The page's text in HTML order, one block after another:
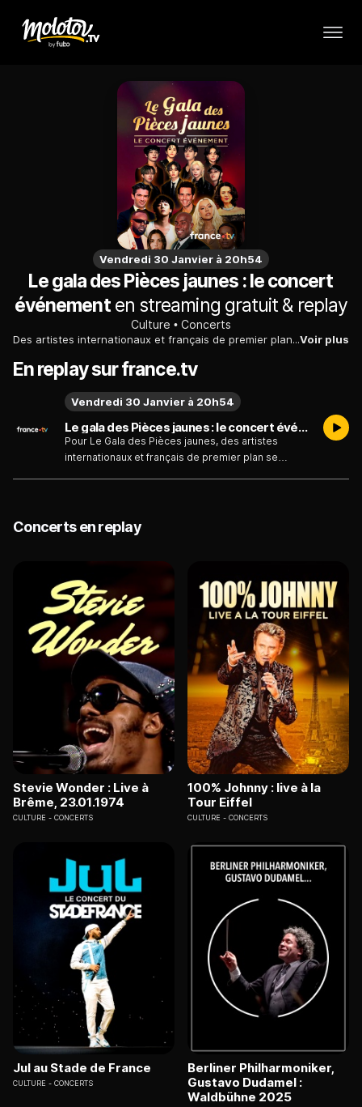
Vendredi 30 Janvier à 20h54
Le gala des Pièces jaunes : le concert
événementen streaming gratuit & replay
Culture Concerts
Des artistes internationaux et français de premier plan se mobilisent pour lever des fonds et améliorer le cadre de vie des enfants et adolescents hospitalisés.Voir plus
En replay sur france.tv
Le gala des Pièces jaunes : le concert événement - Émission du vendredi 30 janvier - 1ère partie
Pour Le Gala des Pièces jaunes, des artistes
internationaux et français de premier plan se
belle cause depuis Paris la Défense Arena, ils
offrent un spectacle unique fait de moments forts
Vendredi 30 Janvier à 20h54
Concerts en replay
Stevie Wonder : Live à
Brême, 23.01.1974
CULTURE CONCERTS
100% Johnny : live à la
Tour Eiffel
CULTURE CONCERTS
Jul au Stade de France
CULTURE CONCERTS
Berliner Philharmoniker,
Gustavo Dudamel :
Waldbühne 2025